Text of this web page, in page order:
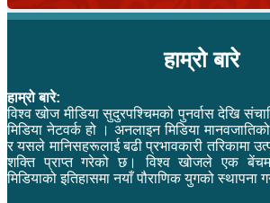
हाम्रो बारे
हाम्रो बारे:
विश्व खोज मीडिया सुदुरपश्चिमको पुनर्वास देखि
मिडिया नेटवर्क हो । अनलाइन मिडिया
र यसले मानिसहरूलाई बढी प्रभावकारी तरिकामा
शक्ति प्राप्त गरेको छ। विश्व खोजले एक
मिडियाको इतिहासमा नयाँ पौराणिक युगको स्थापना